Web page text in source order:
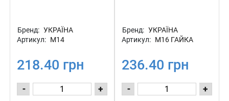
Бренд: УКРАЇНА
Артикул: М14
218.40 грн
- +
Бренд: УКРАЇНА
Артикул: М16 ГАЙКА
236.40 грн
- +